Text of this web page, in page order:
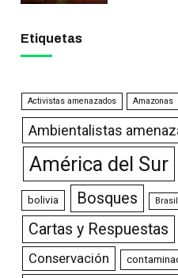
Etiquetas
Activistas amenazados Amazonas
Ambientalistas
América del Sur
bolivia Bosques Brasil
Cartas y Respuestas
Conservación